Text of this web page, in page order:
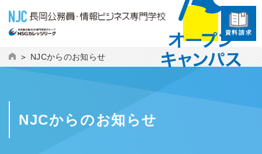
資料請求
NJCからのお知らせ
NJCからのお知らせ